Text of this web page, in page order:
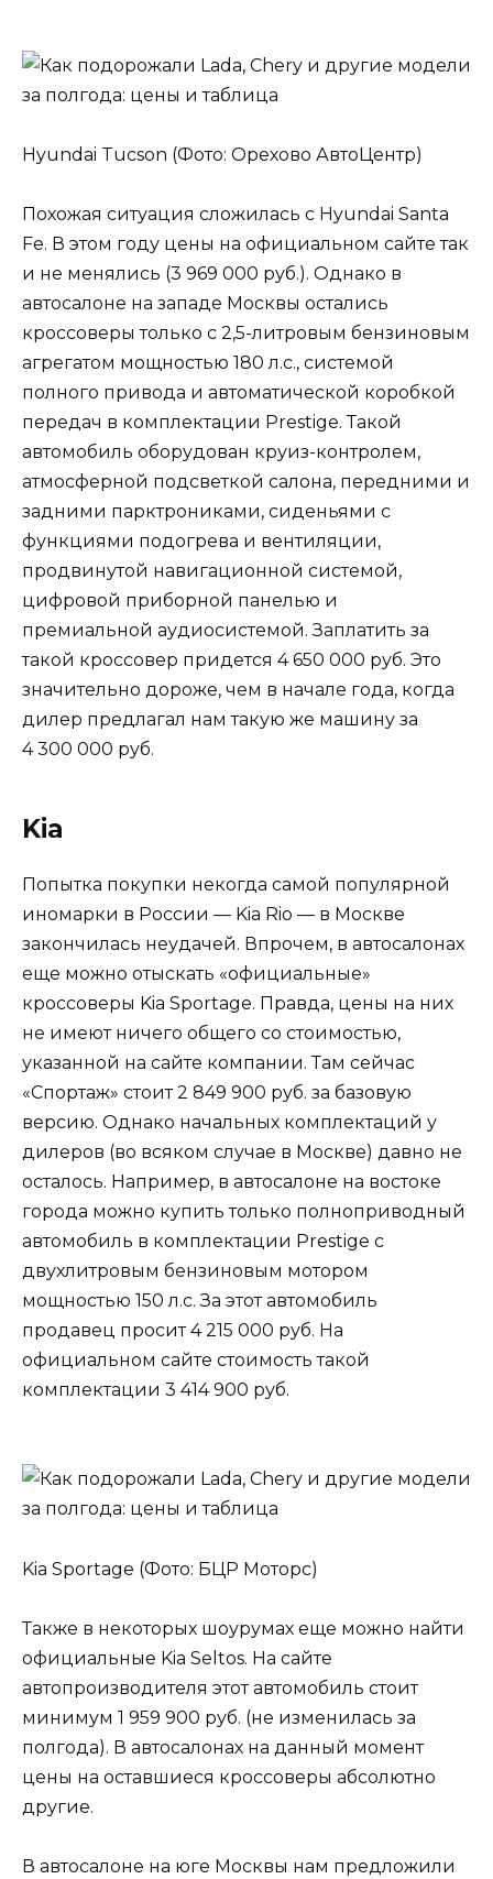
Hyundai Tucson (Фото: Орехово АвтоЦентр)
Похожая ситуация сложилась с Hyundai Santa
Fe. В этом году цены на официальном сайте так
и не менялись (3 969 000 руб.). Однако в
автосалоне на западе Москвы остались
кроссоверы только с 2,5-литровым бензиновым
агрегатом мощностью 180 л.с., системой
полного привода и автоматической коробкой
передач в комплектации Prestige. Такой
автомобиль оборудован круиз-контролем,
атмосферной подсветкой салона, передними и
задними парктрониками, сиденьями с
функциями подогрева и вентиляции,
продвинутой навигационной системой,
цифровой приборной панелью и
премиальной аудиосистемой. Заплатить за
такой кроссовер придется 4 650 000 руб. Это
значительно дороже, чем в начале года, когда
дилер предлагал нам такую же машину за
4 300 000 руб.
Kia
Попытка покупки некогда самой популярной
иномарки в России — Kia Rio — в Москве
закончилась неудачей. Впрочем, в автосалонах
еще можно отыскать «официальные»
кроссоверы Kia Sportage. Правда, цены на них
не имеют ничего общего со стоимостью,
указанной на сайте компании. Там сейчас
«Спортаж» стоит 2 849 900 руб. за базовую
версию. Однако начальных комплектаций у
дилеров (во всяком случае в Москве) давно не
осталось. Например, в автосалоне на востоке
города можно купить только полноприводный
автомобиль в комплектации Prestige с
двухлитровым бензиновым мотором
мощностью 150 л.с. За этот автомобиль
продавец просит 4 215 000 руб. На
официальном сайте стоимость такой
комплектации 3 414 900 руб.
Kia Sportage (Фото: БЦР Моторс)
Также в некоторых шоурумах еще можно найти
официальные Kia Seltos. На сайте
автопроизводителя этот автомобиль стоит
минимум 1 959 900 руб. (не изменилась за
полгода). В автосалонах на данный момент
цены на оставшиеся кроссоверы абсолютно
другие.
В автосалоне на юге Москвы нам предложили